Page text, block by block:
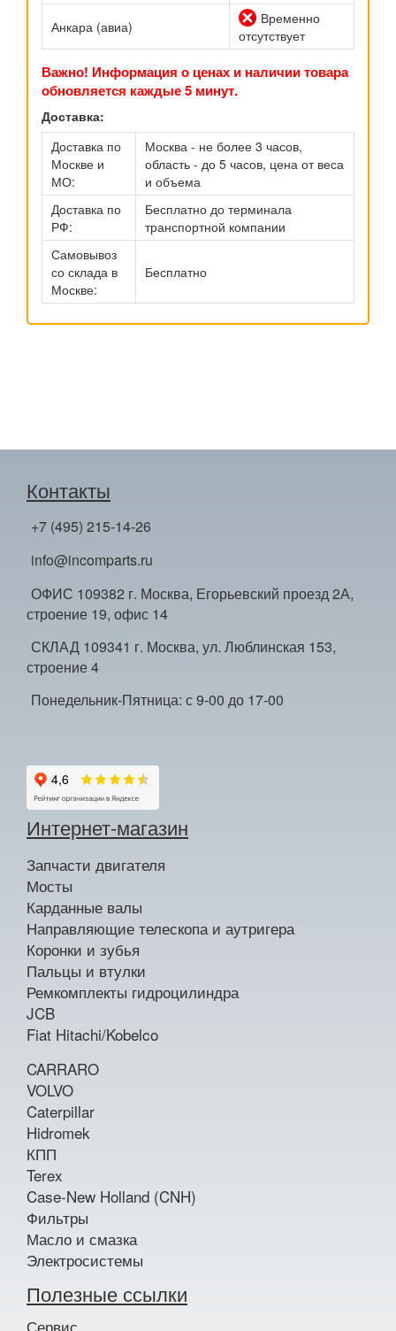
Анкара (авиа)
Временно
отсутствует
Важно! Информация о ценах и наличии товара
обновляется каждые 5 минут.
Доставка:
Доставка по
Москве и
МО:
Москва - не более 3 часов,
область - до 5 часов, цена от веса
и объема
Доставка по
РФ:
Бесплатно до терминала
транспортной компании
Самовывоз
со склада в
Москве:
Бесплатно
Контакты
+7 (495) 215-14-26
info@incomparts.ru
ОФИС 109382 г. Москва, Егорьевский проезд 2А,
строение 19, офис 14
СКЛАД 109341 г. Москва, ул. Люблинская 153,
строение 4
Понедельник-Пятница: с 9-00 до 17-00
Интернет-магазин
Запчасти двигателя
Мосты
Карданные валы
Направляющие телескопа и аутригера
Коронки и зубья
Пальцы и втулки
Ремкомплекты гидроцилиндра
JCB
Fiat Hitachi/Kobelco
CARRARO
VOLVO
Caterpillar
Hidromek
КПП
Terex
Case-New Holland (CNH)
Фильтры
Масло и смазка
Электросистемы
Полезные ссылки
Сервис